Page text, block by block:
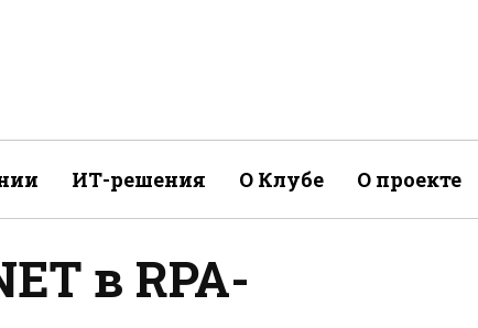
ИТ-решения О Клубе О проекте
в RPA-